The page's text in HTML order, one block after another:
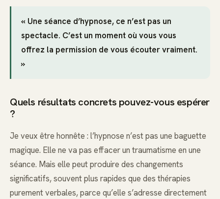
« Une séance d’hypnose, ce n’est pas un
spectacle. C’est un moment où vous vous
offrez la permission de vous écouter vraiment.
»
Quels résultats concrets pouvez-vous espérer
?
Je veux être honnête : l’hypnose n’est pas une baguette
magique. Elle ne va pas effacer un traumatisme en une
séance. Mais elle peut produire des changements
significatifs, souvent plus rapides que des thérapies
purement verbales, parce qu’elle s’adresse directement